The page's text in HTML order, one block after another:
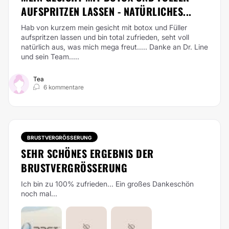
AUFSPRITZEN LASSEN - NATÜRLICHES...
Hab von kurzem mein gesicht mit botox und Füller
aufspritzen lassen und bin total zufrieden, seht voll
natürlich aus, was mich mega freut..... Danke an Dr. Line
und sein Team.....
Tea
6 kommentare
BRUSTVERGRÖSSERUNG
SEHR SCHÖNES ERGEBNIS DER
BRUSTVERGRÖSSERUNG
Ich bin zu 100% zufrieden... Ein großes Dankeschön
noch mal...